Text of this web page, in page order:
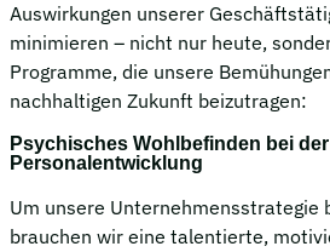
Auswirkungen unserer
minimieren – nicht nur heute,
Programme, die unsere
nachhaltigen Zukunft beizutragen:
Psychisches Wohlbefinden bei
Personalentwicklung
Um unsere Unternehmensstrategie
brauchen wir eine talentierte,